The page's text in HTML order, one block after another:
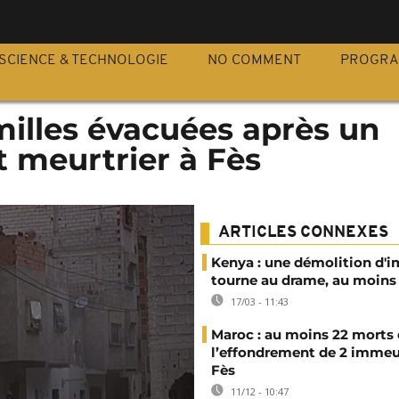
SCIENCE & TECHNOLOGIE NO COMMENT
évacuées après un
meurtrier à Fès
ARTICLES CONNEXES
Kenya : une démolition
tourne au drame, au
17/03 - 11:43
Maroc : au moins 22 morts
l’effondrement de 2
Fès
11/12 - 10:47